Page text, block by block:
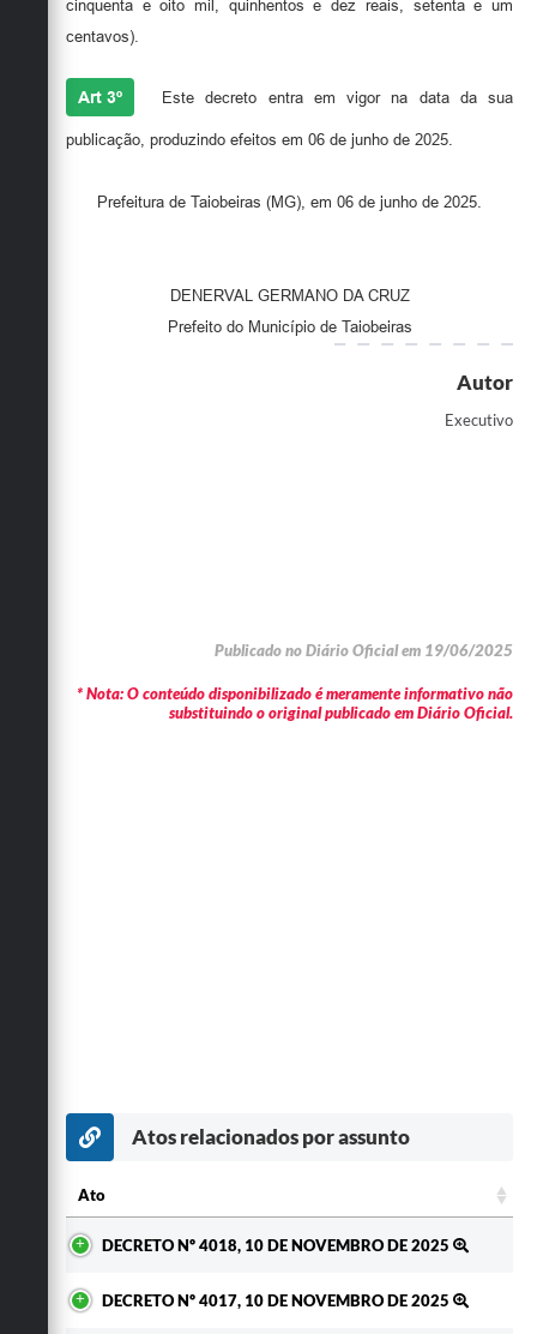
cinquenta e oito mil, quinhentos e dez reais, setenta e um
centavos).
Art 3º Este decreto entra em vigor na data da sua
publicação, produzindo efeitos em 06 de junho de 2025.
Prefeitura de Taiobeiras (MG), em 06 de junho de 2025.
DENERVAL GERMANO DA CRUZ
Prefeito do Município de Taiobeiras
Autor
Executivo
Publicado no Diário Oficial em 19/06/2025
* Nota: O conteúdo disponibilizado é meramente informativo não
substituindo o original publicado em Diário Oficial.
Atos relacionados por assunto
Ato
DECRETO Nº 4018, 10 DE NOVEMBRO DE 2025
DECRETO Nº 4017, 10 DE NOVEMBRO DE 2025